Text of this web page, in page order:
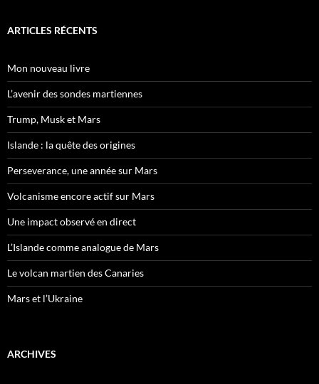
ARTICLES RÉCENTS
Mon nouveau livre
L’avenir des sondes martiennes
Trump, Musk et Mars
Islande : la quête des origines
Perseverance, une année sur Mars
Volcanisme encore actif sur Mars
Une impact observé en direct
L’Islande comme analogue de Mars
Le volcan martien des Canaries
Mars et l’Ukraine
ARCHIVES